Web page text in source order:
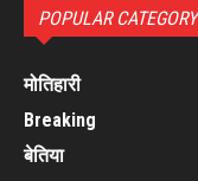
POPULAR CATEGORY
मोतिहारी
Breaking
बेतिया